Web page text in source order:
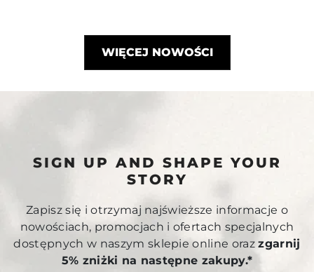
WIĘCEJ NOWOŚCI
SIGN UP AND SHAPE YOUR
STORY
Zapisz się i otrzymaj najświeższe informacje o
nowościach, promocjach i ofertach specjalnych
dostępnych w naszym sklepie online orazzgarnij
5% zniżki na następne zakupy.*